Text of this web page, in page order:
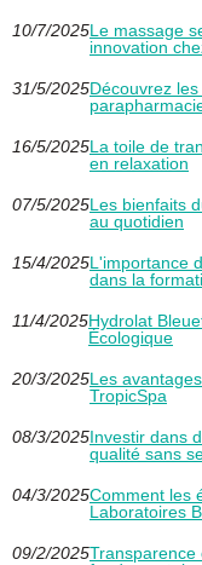
10/7/2025Le massage
innovation
31/5/2025Découvrez
16/5/2025La toile de
en relaxation
07/5/2025Les bienfaits
au quotidien
15/4/2025L'importance
dans la
11/4/2025Hydrolat
Écologique
20/3/2025Les
TropicSpa
08/3/2025Investir dans
qualité sans
04/3/2025Comment les
Laboratoires
09/2/2025Transparence